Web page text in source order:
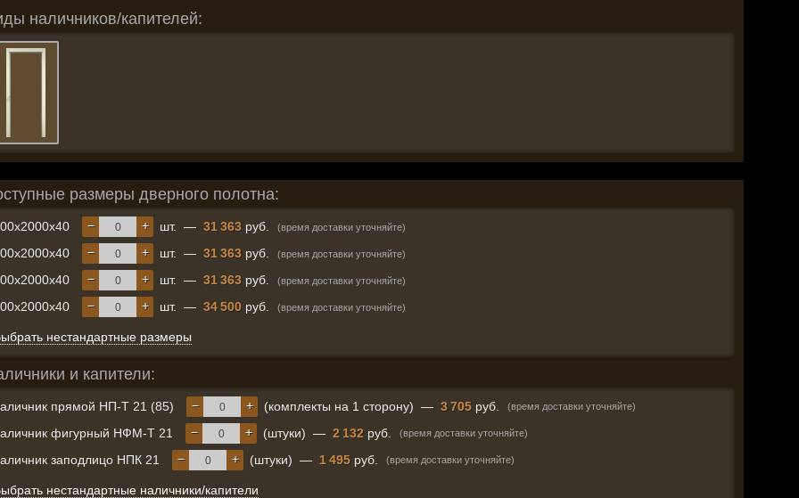
наличников/капителей:
размеры дверного полотна:
+
− шт. — 31 363 руб. (время доставки уточняйте)
+
− шт. — 31 363 руб. (время доставки уточняйте)
+
− шт. — 31 363 руб. (время доставки уточняйте)
+
− шт. — 34 500 руб. (время доставки уточняйте)
нестандартные размеры
и капители:
прямой НП-Т 21 (85) +
− (комплекты на 1 сторону) — 3 705 руб. (время доставки уточняйте)
фигурный НФМ-Т 21 +
− (штуки) — 2 132 руб. (время доставки уточняйте)
заподлицо НПК 21 +
− (штуки) — 1 495 руб. (время доставки уточняйте)
нестандартные наличники/капители